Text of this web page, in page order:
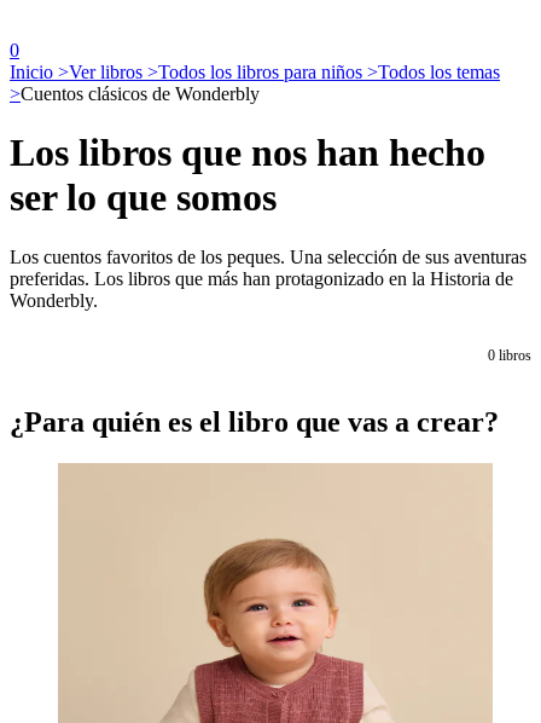
0
Inicio >Ver libros >Todos los libros para niños >Todos los temas
>Cuentos clásicos de Wonderbly
Los libros que nos han hecho
ser lo que somos
Los cuentos favoritos de los peques. Una selección de sus aventuras
preferidas. Los libros que más han protagonizado en la Historia de
Wonderbly.
0 libros
¿Para quién es el libro que vas a crear?